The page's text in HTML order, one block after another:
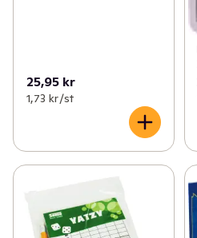
25,95 kr
1,73 kr /st